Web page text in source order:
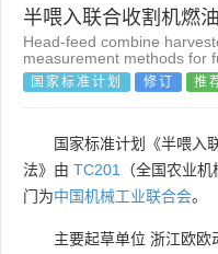
国家标准
团体标准
半喂入联合收割机燃
Head-feed combine
measurement methods for
国家标准计划 修订 推
国家标准计划《半喂入
法》由 TC201
（全国农业
门为中国机械工业联合会。
主要起草单位 浙江欧欧